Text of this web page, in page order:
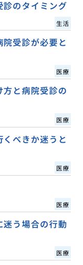
のタイミング
生活
受診が必要と
医療
と病院受診の
医療
べきか迷うと
医療
医療
う場合の行動
医療